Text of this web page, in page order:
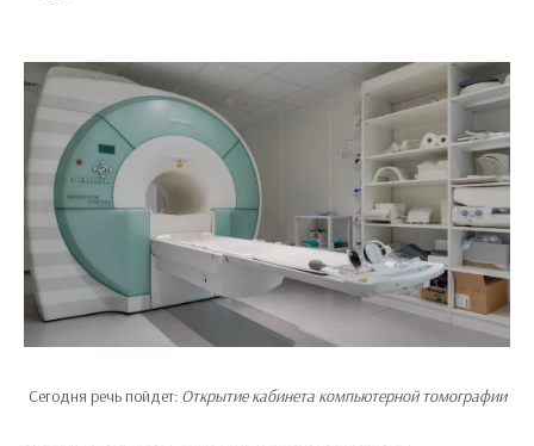
Сегодня речь пойдет: Открытие кабинета компьютерной томографии